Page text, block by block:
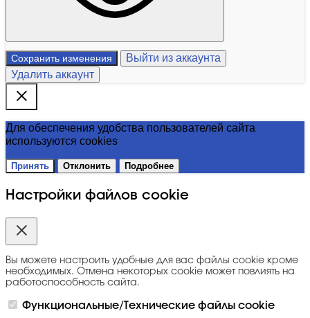
Сохранить изменения
Выйти из аккаунта
Удалить аккаунт
Для обеспечения удобства пользователей сайта
используются cookies
Принять Отклонить Подробнее
Настройки файлов cookie
Вы можете настроить удобные для вас файлы cookie кроме
необходимых. Отмена некоторых cookie может повлиять на
работоспособность сайта.
Функциональные/Технические файлы cookie